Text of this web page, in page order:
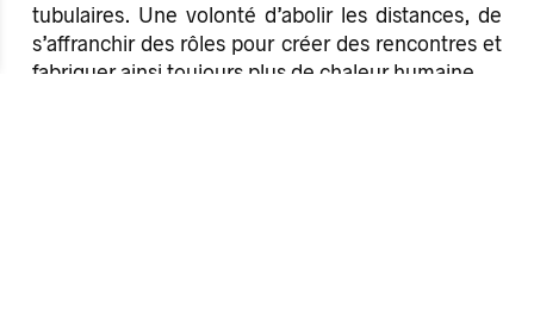
tubulaires. Une volonté d’abolir les distances, de
s’affranchir des rôles pour créer des rencontres et
fabriquer ainsi toujours plus de chaleur humaine.